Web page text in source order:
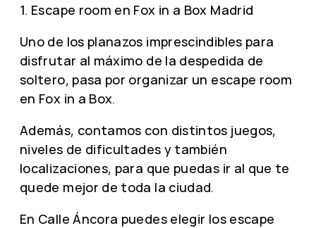
1. Escape room en Fox in a Box Madrid
Uno de los planazos imprescindibles para
disfrutar al máximo de la despedida de
soltero, pasa por organizar un escape room
en Fox in a Box.
Además, contamos con distintos juegos,
niveles de dificultades y también
localizaciones, para que puedas ir al que te
quede mejor de toda la ciudad.
En Calle Áncora puedes elegir los escape